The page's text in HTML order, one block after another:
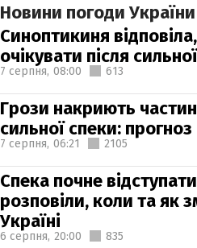
Новини погоди України
Синоптикиня
очікувати після
7 серпня, 08:00 613
Грози накриють
сильної спеки:
7 серпня, 06:21 2105
Спека почне
розповіли, коли та як
Україні
6 серпня, 20:00 835